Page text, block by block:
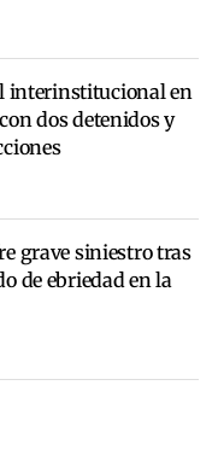
interinstitucional en
dos detenidos y
grave siniestro tras
de ebriedad en la